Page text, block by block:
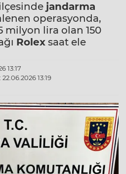
jandarma
operasyonda,
milyon lira olan 150
Rolex saat ele
13:17
13:19